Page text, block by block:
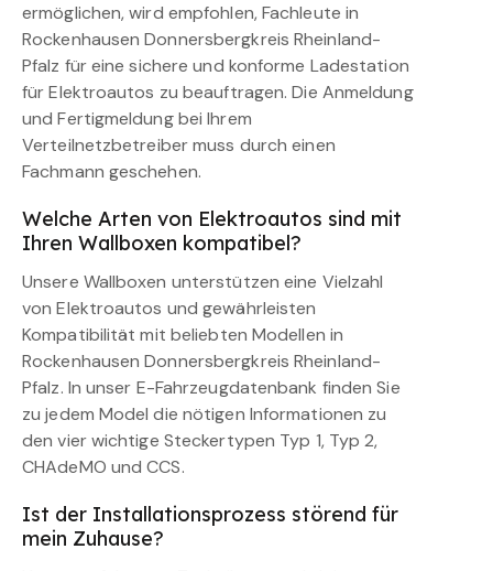
ermöglichen, wird empfohlen, Fachleute in
Rockenhausen Donnersbergkreis Rheinland-
Pfalz für eine sichere und konforme Ladestation
für Elektroautos zu beauftragen. Die Anmeldung
und Fertigmeldung bei Ihrem
Verteilnetzbetreiber muss durch einen
Fachmann geschehen.
Welche Arten von Elektroautos sind mit
Ihren Wallboxen kompatibel?
Unsere Wallboxen unterstützen eine Vielzahl
von Elektroautos und gewährleisten
Kompatibilität mit beliebten Modellen in
Rockenhausen Donnersbergkreis Rheinland-
Pfalz. In unser E-Fahrzeugdatenbank finden Sie
zu jedem Model die nötigen Informationen zu
den vier wichtige Steckertypen Typ 1, Typ 2,
CHAdeMO und CCS.
Ist der Installationsprozess störend für
mein Zuhause?